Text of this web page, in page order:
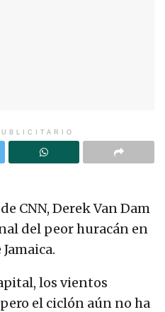
CNN, Derek Van Dam
del peor huracán en
los vientos
el ciclón aún no ha